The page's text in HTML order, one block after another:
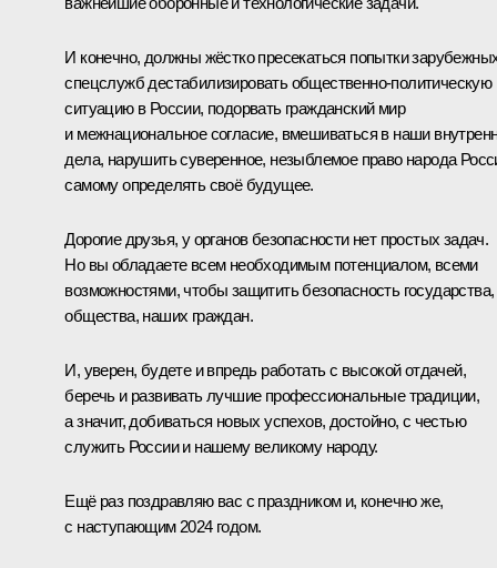
И конечно, должны жёстко пресекаться попытки
спецслужб дестабилизировать общественно-политическую
ситуацию в России, подорвать гражданский мир
и межнациональное согласие, вмешиваться в наши
дела, нарушить суверенное, незыблемое право народа
самому определять своё будущее.
Дорогие друзья, у органов безопасности нет простых задач.
Но вы обладаете всем необходимым потенциалом, всеми
возможностями, чтобы защитить безопасность государства,
общества, наших граждан.
И, уверен, будете и впредь работать с высокой отдачей,
беречь и развивать лучшие профессиональные традиции,
а значит, добиваться новых успехов, достойно, с честью
служить России и нашему великому народу.
Ещё раз поздравляю вас с праздником и, конечно же,
с наступающим 2024 годом.